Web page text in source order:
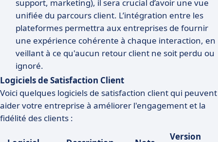
support, marketing), il sera crucial d’avoir une vue
unifiée du parcours client. L’intégration entre les
plateformes permettra aux entreprises de fournir
une expérience cohérente à chaque interaction, en
veillant à ce qu'aucun retour client ne soit perdu ou
ignoré.
Logiciels de Satisfaction Client
Voici quelques logiciels de satisfaction client qui peuvent
aider votre entreprise à améliorer l'engagement et la
fidélité des clients :
Version